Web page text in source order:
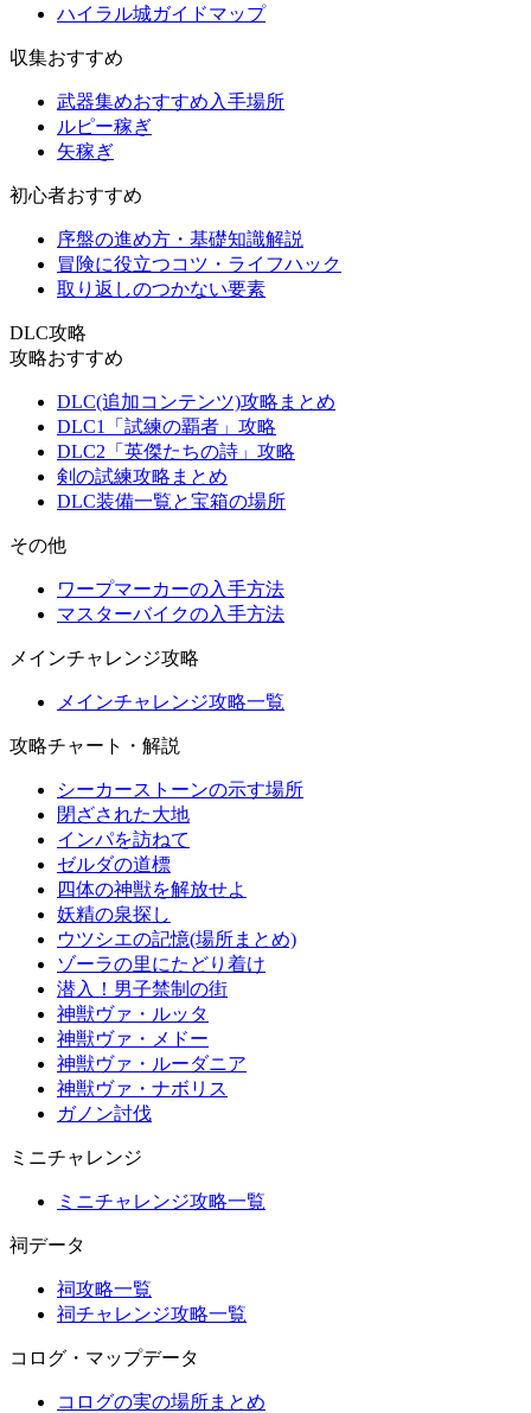
ハイラル城ガイドマップ
収集おすすめ
武器集めおすすめ入手場所
ルピー稼ぎ
矢稼ぎ
初心者おすすめ
序盤の進め方・基礎知識解説
冒険に役立つコツ・ライフハック
取り返しのつかない要素
DLC攻略
攻略おすすめ
DLC(追加コンテンツ)攻略まとめ
DLC1「試練の覇者」攻略
DLC2「英傑たちの詩」攻略
剣の試練攻略まとめ
DLC装備一覧と宝箱の場所
その他
ワープマーカーの入手方法
マスターバイクの入手方法
メインチャレンジ攻略
メインチャレンジ攻略一覧
攻略チャート・解説
シーカーストーンの示す場所
閉ざされた大地
インパを訪ねて
ゼルダの道標
四体の神獣を解放せよ
妖精の泉探し
ウツシエの記憶(場所まとめ)
ゾーラの里にたどり着け
潜入！男子禁制の街
神獣ヴァ・ルッタ
神獣ヴァ・メドー
神獣ヴァ・ルーダニア
神獣ヴァ・ナボリス
ガノン討伐
ミニチャレンジ
ミニチャレンジ攻略一覧
祠データ
祠攻略一覧
祠チャレンジ攻略一覧
コログ・マップデータ
コログの実の場所まとめ